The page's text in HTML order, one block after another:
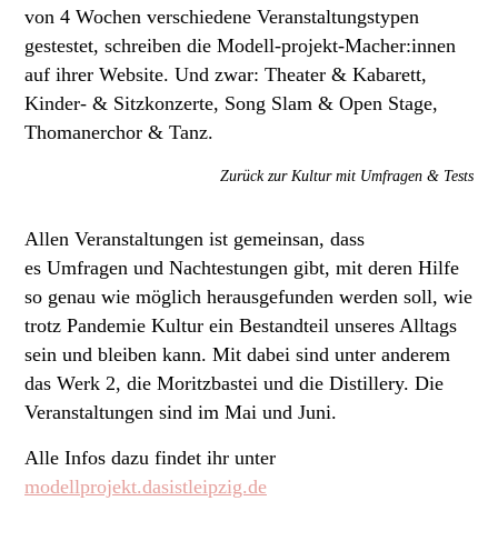
von 4 Wochen verschiedene Veranstaltungstypen
gestestet, schreiben die Modell-projekt-Macher:innen
auf ihrer Website. Und zwar: Theater & Kabarett,
Kinder- & Sitzkonzerte, Song Slam & Open Stage,
Thomanerchor & Tanz.
Zurück zur Kultur mit Umfragen & Tests
Allen Veranstaltungen ist gemeinsan, dass
es Umfragen und Nachtestungen gibt, mit deren Hilfe
so genau wie möglich herausgefunden werden soll, wie
trotz Pandemie Kultur ein Bestandteil unseres Alltags
sein und bleiben kann. Mit dabei sind unter anderem
das Werk 2, die Moritzbastei und die Distillery. Die
Veranstaltungen sind im Mai und Juni.
Alle Infos dazu findet ihr unter
modellprojekt.dasistleipzig.de